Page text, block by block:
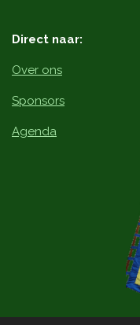
Direct naar:
Over ons
Sponsors
Agenda